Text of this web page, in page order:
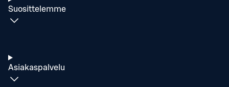
Suosittelemme
Asiakaspalvelu